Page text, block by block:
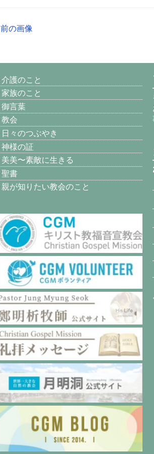
前の画像
介護のこと
家族のこと
御言葉
教会
日々のつぶやき
神様の証
美美〜素敵に生きる
聖書
親が知りたい教会のこと